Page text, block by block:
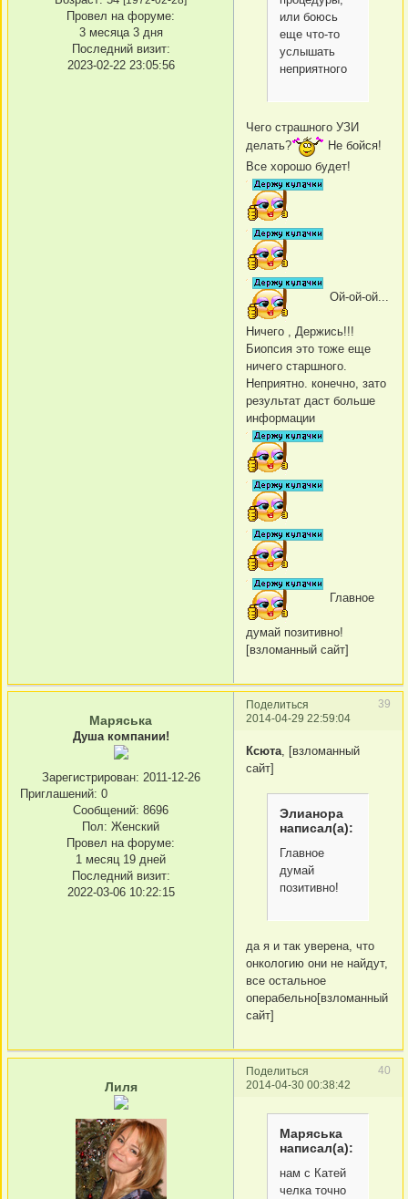
Провел на форуме:
3 месяца 3 дня
Последний визит:
2023-02-22 23:05:56
или боюсь
еще что-то
услышать
неприятного
Чего страшного УЗИ
делать?
Не бойся!
Все хорошо будет!
Ой-ой-ой...
Ничего , Держись!!!
Биопсия это тоже еще
ничего старшного.
Неприятно. конечно, зато
результат даст больше
информации
Главное
думай позитивно!
[взломанный сайт]
Поделиться
39
2014-04-29 22:59:04
Маряська
Душа компании!
Зарегистрирован: 2011-12-26
Приглашений: 0
Сообщений: 8696
Пол: Женский
Провел на форуме:
1 месяц 19 дней
Последний визит:
2022-03-06 10:22:15
Ксюта , [взломанный
сайт]
Элианора
написал(а):
Главное
думай
позитивно!
да я и так уверена, что
онкологию они не найдут,
все остальное
операбельно[взломанный
сайт]
Поделиться
40
2014-04-30 00:38:42
Лиля
Маряська
написал(а):
нам с Катей
челка точно